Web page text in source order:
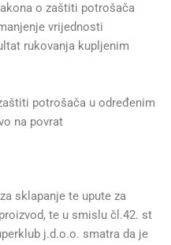
o zaštiti potrošača
vrijednosti
rukovanja kupljenim
potrošača u određenim
na povrat
sklapanje te upute za
te u smislu čl.42. st
j.d.o.o. smatra da je